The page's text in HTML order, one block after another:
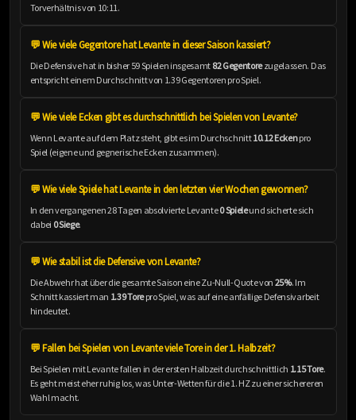
Torverhältnis von 10:11.
💬 Wie viele Gegentore hat Levante in dieser Saison kassiert?
Die Defensive hat in bisher 59 Spielen insgesamt 82 Gegentorezugelassen. Das
entspricht einem Durchschnitt von 1.39 Gegentoren pro Spiel.
💬 Wie viele Ecken gibt es durchschnittlich bei Spielen von Levante?
Wenn Levante auf dem Platz steht, gibt es im Durchschnitt10.12 Eckenpro
Spiel (eigene und gegnerische Ecken zusammen).
💬 Wie viele Spiele hat Levante in den letzten vier Wochen gewonnen?
In den vergangenen 28 Tagen absolvierte Levante0 Spieleund sicherte sich
dabei 0 Siege.
💬 Wie stabil ist die Defensive von Levante?
Die Abwehr hat über die gesamte Saison eine Zu-Null-Quote von 25%. Im
Schnitt kassiert man 1.39 Torepro Spiel, was auf eine anfällige Defensivarbeit
hindeutet.
💬 Fallen bei Spielen von Levante viele Tore in der 1. Halbzeit?
Bei Spielen mit Levante fallen in der ersten Halbzeit durchschnittlich 1.15 Tore.
Es geht meist eher ruhig los, was Unter-Wetten für die 1. HZ zu einer sichereren
Wahl macht.